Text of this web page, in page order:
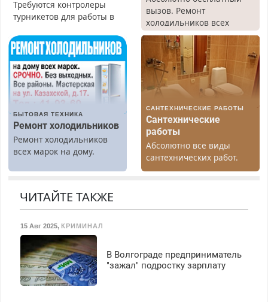
Требуются контролеры
турникетов для работы в
(мужчины, женщины).
Прием по ТК РФ. График
работы любой.
Бесплатное проживание.
З/п – до 96000 рублей до
вычета налогов.
Ежемесячно
выплачивается денежная
премия. Возможно
бесплатное обучение,
получение документов,
работа инспектором по
безопасности с з/п до
125000 руб.
вызов. Ремонт
холодильников всех
марок на дому, с
гарантией. Все р-ны.
Срочно. Без выходных.
Пенсионерам – скидки до
40%. Мастер со стажем.
БЫТОВАЯ ТЕХНИКА
Ремонт холодильников
Ремонт холодильников
всех марок на дому.
САНТЕХНИЧЕСКИЕ РАБОТЫ
Сантехнические
работы
Абсолютно все виды
сантехнических работ.
Быстро. Качественно.
ЧИТАЙТЕ ТАКЖЕ
15 Авг 2025, КРИМИНАЛ
В Волгограде предприниматель
"зажал" подростку зарплату